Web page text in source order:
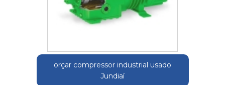
orçar compressor industrial usado
Jundiaí